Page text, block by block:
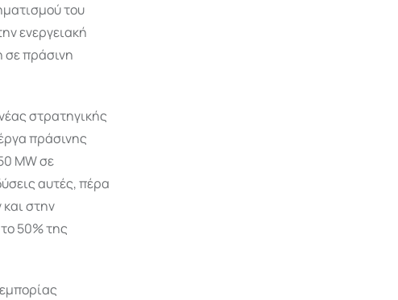
του
ενεργειακή
σε πράσινη
στρατηγικής
πράσινης
MW σε
αυτές, πέρα
στην
50% της